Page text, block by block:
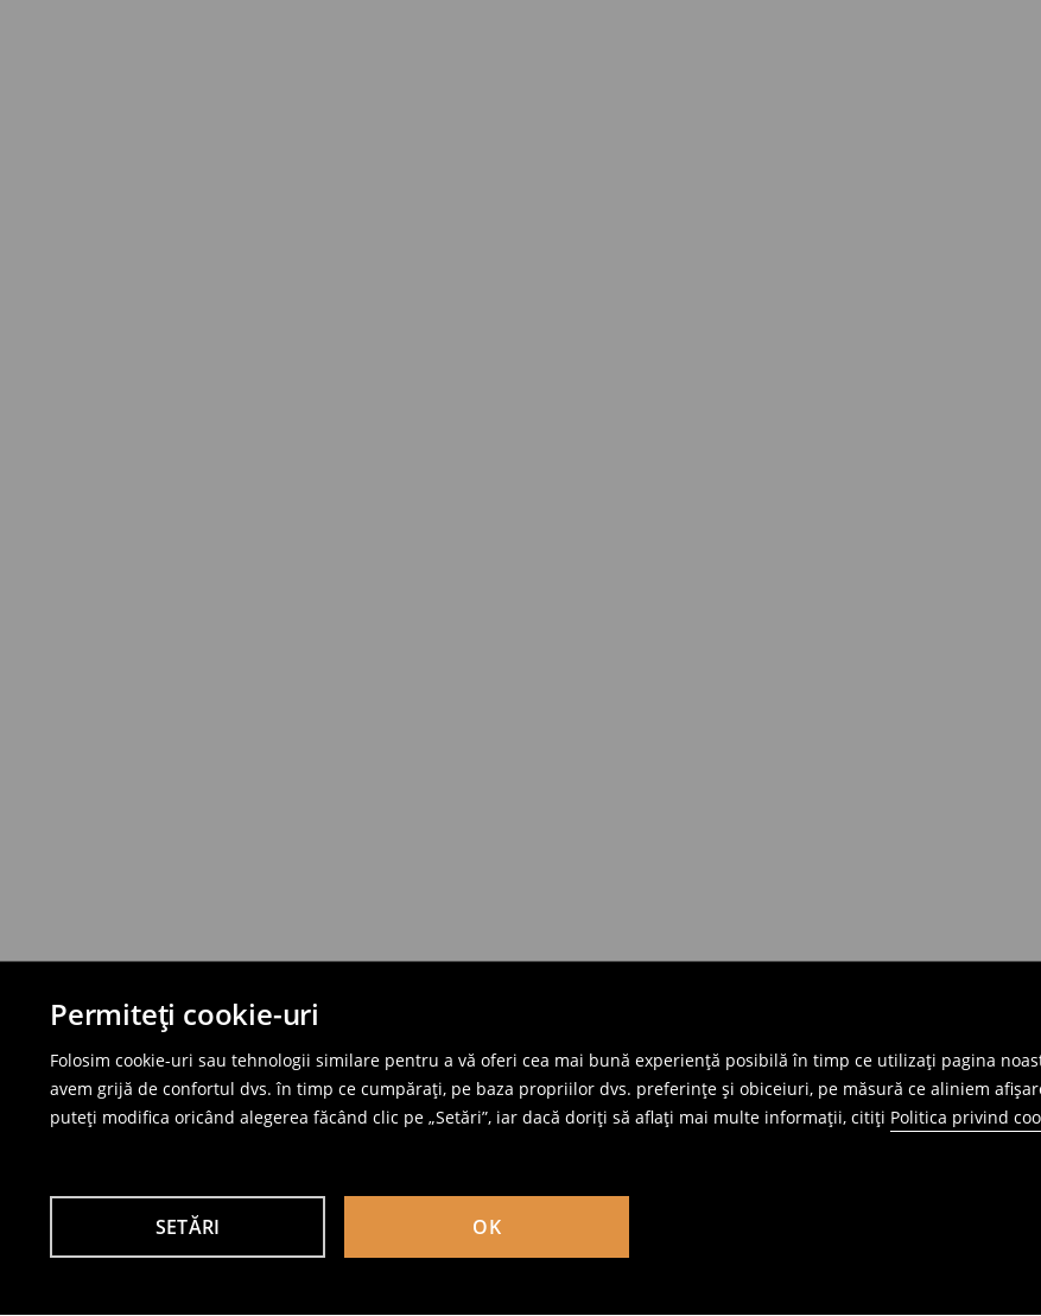
Permiteți cookie-uri
Folosim cookie-uri sau tehnologii similare pentru a vă oferi cea mai bună experiență posibilă în timp ce utilizați pagina
avem grijă de confortul dvs. în timp ce cumpărați, pe baza propriilor dvs. preferințe și obiceiuri, pe măsură ce aliniem
puteți modifica oricând alegerea făcând clic pe „Setări”, iar dacă doriți să aflați mai multe informații, citiți Politica privind
SETĂRI OK